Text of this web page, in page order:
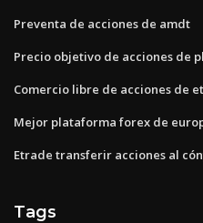
Preventa de acciones de amdt
Precio objetivo de acciones de
Comercio libre de acciones de
Mejor plataforma forex de
Etrade transferir acciones al
Tags